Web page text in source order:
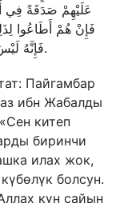
عَلَيْهِمْ صَدَقَةً فِي
فَإِنْ هُمْ أَطَاعُوا
فَإِنَّهُ لَيْسَ بَيْنَهَا وَبَيْنَ اللَّهِ حِجَابٌ. رَوَاهُ الْبُخَارِيُّ وَمُسْلِمٌ.
Пайгамбар
ибн Жабалды
китеп
биринчи
илах жок,
болсун.
күн сайын